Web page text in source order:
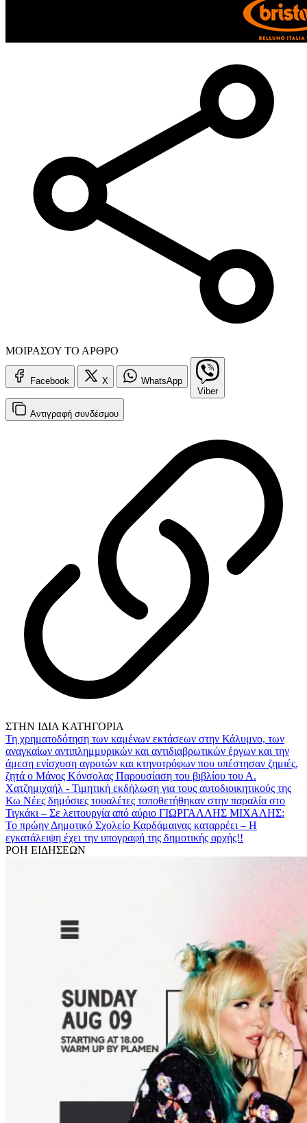
ΜΟΙΡΑΣΟΥ ΤΟ ΑΡΘΡΟ
Facebook X
WhatsApp
Viber
Αντιγραφή συνδέσμου
ΣΤΗΝ ΙΔΙΑ ΚΑΤΗΓΟΡΙΑ
Τη χρηματοδότηση των καμένων εκτάσεων στην Κάλυμνο, των
αναγκαίων αντιπλημμυρικών και αντιδιαβρωτικών έργων και την
άμεση ενίσχυση αγροτών και κτηνοτρόφων που υπέστησαν ζημιές,
ζητά ο Μάνος Κόνσολας Παρουσίαση του βιβλίου του Α.
Χατζημιχαήλ - Τιμητική εκδήλωση για τους αυτοδιοικητικούς της
Κω Νέες δημόσιες τουαλέτες τοποθετήθηκαν στην παραλία στο
Τιγκάκι – Σε λειτουργία από αύριο ΓΙΩΡΓΑΛΛΗΣ ΜΙΧΑΛΗΣ:
Το πρώην Δημοτικό Σχολείο Καρδάμαινας καταρρέει – Η
εγκατάλειψη έχει την υπογραφή της δημοτικής αρχής!!
ΡΟΗ ΕΙΔΗΣΕΩΝ